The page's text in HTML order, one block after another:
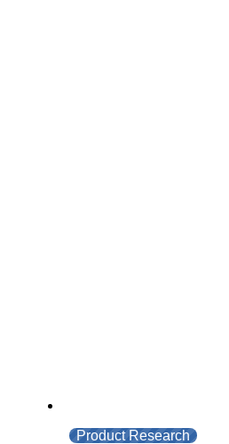
Product Research